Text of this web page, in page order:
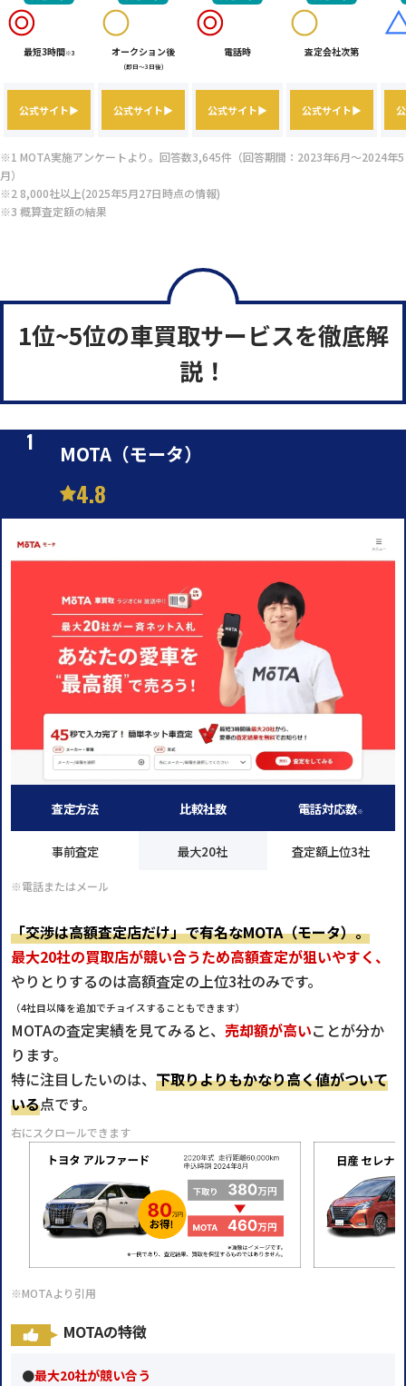
最短3時間※3 オークション後
(即日～3日後)
電話時 査定会社次第
公式サイト▶ 公式サイト▶ 公式サイト▶ 公式サイト▶
※1 MOTA実施アンケートより。回答数3,645件（回答期間：2023年6月～2024年5
月）
※2 8,000社以上(2025年5月27日時点の情報)
※3 概算査定額の結果
1位~5位の車買取サービスを徹底解
説！
MOTA（モータ）
4.8
査定方法
事前査定
比較社数
最大20社
電話対応数※
査定額上位3社
※電話またはメール
「交渉は高額査定店だけ」で有名なMOTA（モータ）。
最大20社の買取店が競い合うため高額査定が狙いやすく、
やりとりするのは高額査定の上位3社のみです。
（4社目以降を追加でチョイスすることもできます）
MOTAの査定実績を見てみると、 売却額が高いことが分か
ります。
特に注目したいのは、 下取りよりもかなり高く値がついて
いる点です。
右にスクロールできます
※MOTAより引用
MOTAの特徴
●最大20社が競い合う